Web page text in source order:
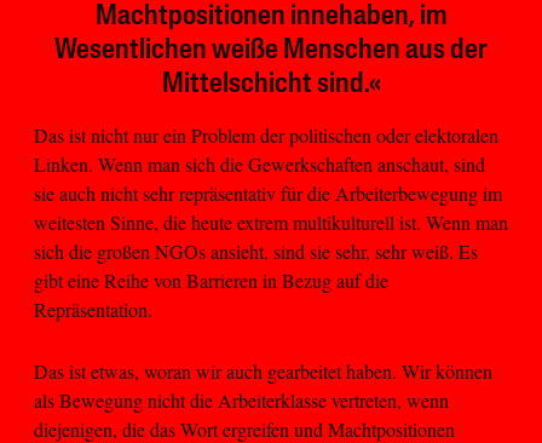
Machtpositionen innehaben, im
Wesentlichen weiße Menschen aus der
Mittelschicht sind.«
Das ist nicht nur ein Problem der politischen oder elektoralen
Linken. Wenn man sich die Gewerkschaften anschaut, sind
sie auch nicht sehr repräsentativ für die Arbeiterbewegung im
weitesten Sinne, die heute extrem multikulturell ist. Wenn man
sich die großen NGOs ansieht, sind sie sehr, sehr weiß. Es
gibt eine Reihe von Barrieren in Bezug auf die
Repräsentation.
Das ist etwas, woran wir auch gearbeitet haben. Wir können
als Bewegung nicht die Arbeiterklasse vertreten, wenn
diejenigen, die das Wort ergreifen und Machtpositionen